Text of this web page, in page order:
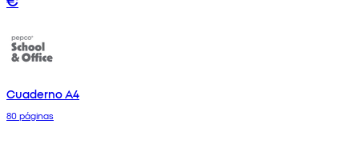
Cuaderno A4
80 páginas